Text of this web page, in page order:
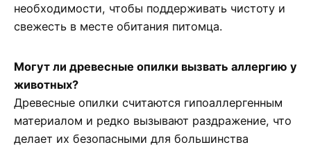
необходимости, чтобы поддерживать чистоту и
свежесть в месте обитания питомца.
Могут ли древесные опилки вызвать аллергию у
животных?
Древесные опилки считаются гипоаллергенным
материалом и редко вызывают раздражение, что
делает их безопасными для большинства